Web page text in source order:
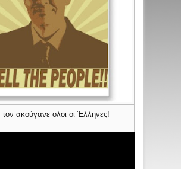
ακούγανε ολοι οι Έλληνες!